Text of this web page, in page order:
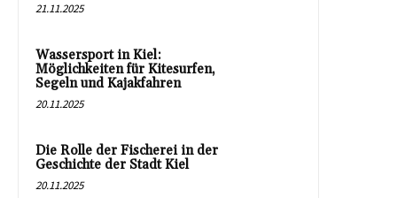
21.11.2025
Wassersport in Kiel:
Möglichkeiten für Kitesurfen,
Segeln und Kajakfahren
20.11.2025
Die Rolle der Fischerei in der
Geschichte der Stadt Kiel
20.11.2025